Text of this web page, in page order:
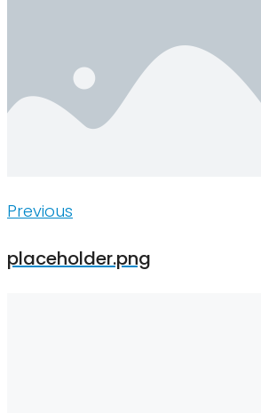
Inläggsnavigering
Previous
Previous
placeholder.png